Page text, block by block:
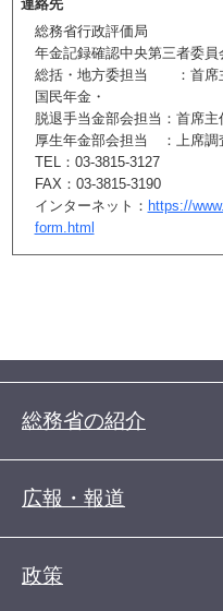
連絡先
総務省行政評価局
年金記録確認中央第三者委員
総括・地方委担当 ：首
国民年金・
脱退手当金部会担当：首
厚生年金部会担当 ：
TEL：03-3815-3127
FAX：03-3815-3190
インターネット： https://
form.html
総務省の紹介
広報・報道
政策